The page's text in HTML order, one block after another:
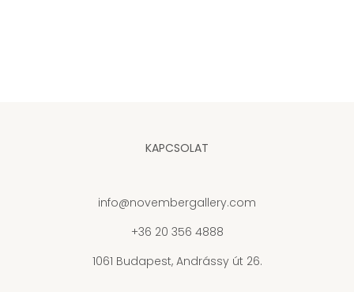
KAPCSOLAT
info@novembergallery.com
+36 20 356 4888
1061 Budapest, Andrássy út 26.